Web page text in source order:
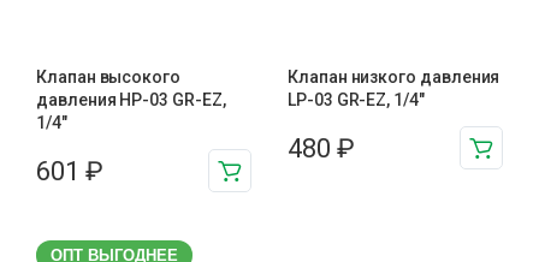
Клапан высокого
давления HP-03 GR-EZ,
1/4"
601 ₽
Клапан низкого давления
LP-03 GR-EZ, 1/4"
480 ₽
ОПТ ВЫГОДНЕЕ